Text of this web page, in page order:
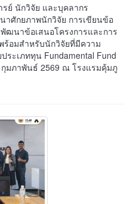
ย์ นักวิจัย และบุคลากร
ศักยภาพนักวิจัย การเขียนข้อ
พัฒนาข้อเสนอโครงการและการ
ร้อมสำหรับนักวิจัยที่มีความ
ระเภททุน Fundamental Fund
มภาพันธ์ 2569 ณ โรงแรมคุ้มภู